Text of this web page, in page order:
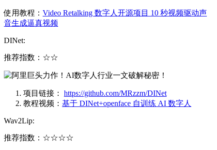
使用教程： Video Retalking 数字人开源项目 10 秒视频驱动声
音生成逼真视频
DINet:
推荐指数：☆☆
项目链接： https://github.com/MRzzm/DINet
教程视频： 基于 DINet+openface 自训练 AI 数字人
Wav2Lip:
推荐指数：☆☆☆☆